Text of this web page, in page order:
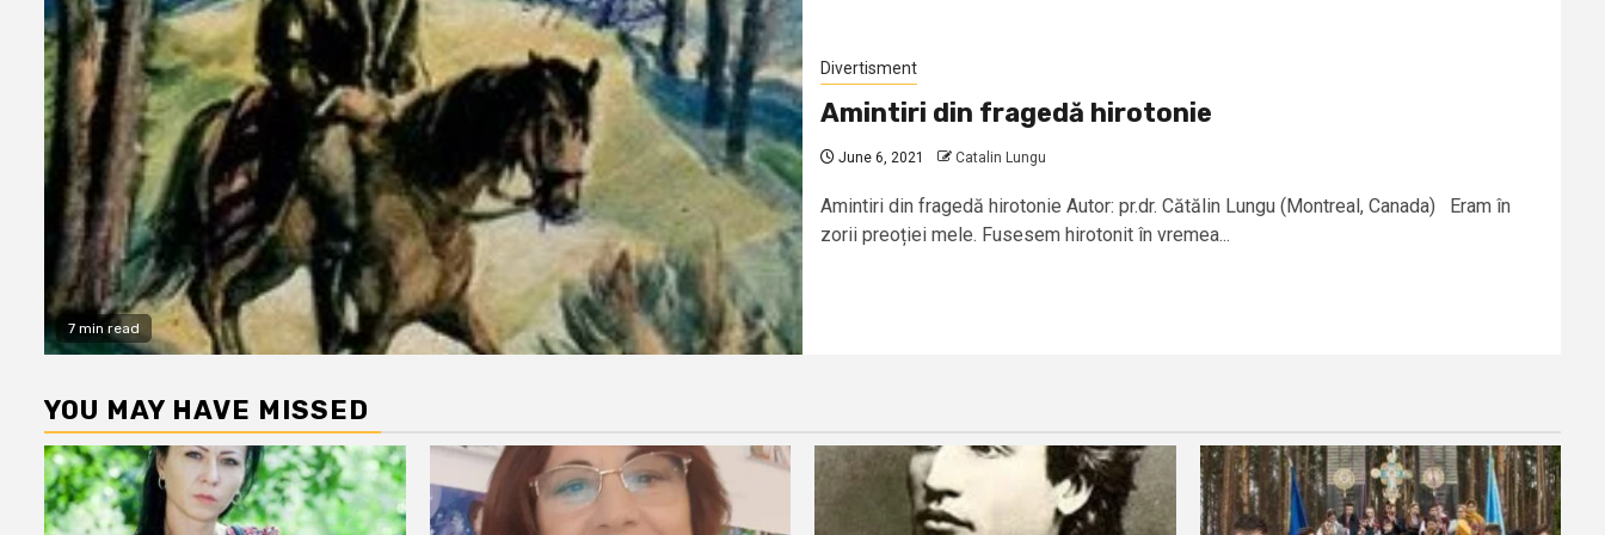
7 min read
Divertisment
Amintiri din fragedă hirotonie
June 6, 2021 Catalin Lungu
Amintiri din fragedă hirotonie Autor: pr.dr. Cătălin Lungu (Montreal, Canada) Eram în
zorii preoției mele. Fusesem hirotonit în vremea...
YOU MAY HAVE MISSED